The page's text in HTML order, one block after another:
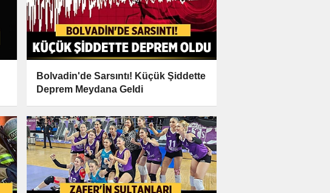
Bolvadin'de Sarsıntı! Küçük Şiddette
Deprem Meydana Geldi